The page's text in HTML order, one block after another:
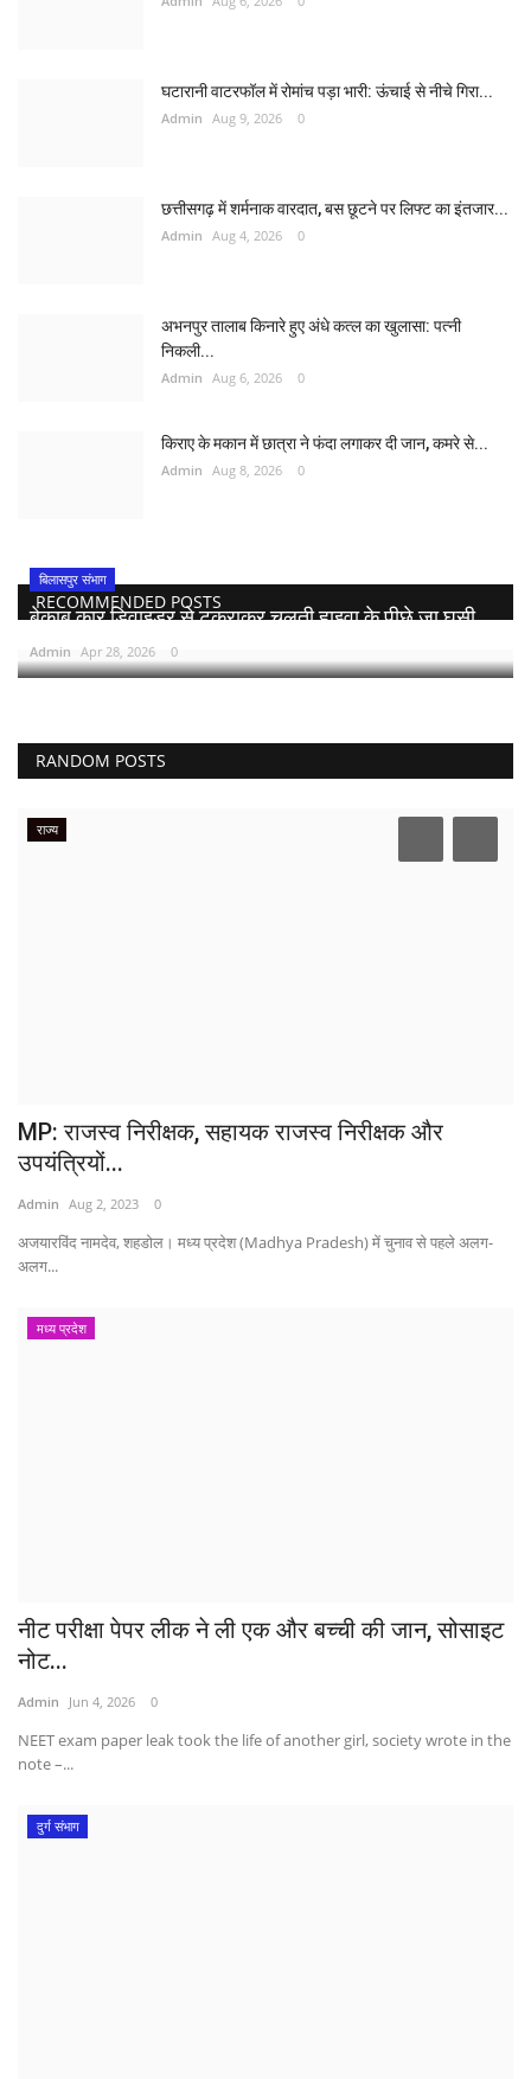
घटारानी वाटरफॉल में रोमांच पड़ा भारी: ऊंचाई से नीचे गिरा...
Admin Aug 9, 2026 0
छत्तीसगढ़ में शर्मनाक वारदात, बस छूटने पर लिफ्ट का इंतजार...
Admin Aug 4, 2026 0
अभनपुर तालाब किनारे हुए अंधे कत्ल का खुलासा: पत्नी
निकली...
Admin Aug 6, 2026 0
किराए के मकान में छात्रा ने फंदा लगाकर दी जान, कमरे से...
Admin Aug 8, 2026 0
RECOMMENDED POSTS
बिलासपुर संभाग
बेकाबू कार डिवाइडर से टकराकर चलती हाइवा के पीछे जा घुसी,...
Admin Apr 28, 2026 0
RANDOM POSTS
राज्य
MP: राजस्व निरीक्षक, सहायक राजस्व निरीक्षक और
उपयंत्रियों...
Admin Aug 2, 2023 0
अजयारविंद नामदेव, शहडोल। मध्य प्रदेश (Madhya Pradesh) में चुनाव से पहले अलग-
अलग...
मध्य प्रदेश
नीट परीक्षा पेपर लीक ने ली एक और बच्ची की जान, सोसाइट
नोट...
Admin Jun 4, 2026 0
NEET exam paper leak took the life of another girl, society wrote in the
note –...
दुर्ग संभाग